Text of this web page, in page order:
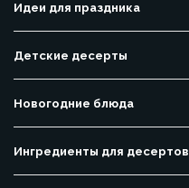
Идеи для праздника
Детские десерты
Новогодние блюда
Ингредиенты для десертов